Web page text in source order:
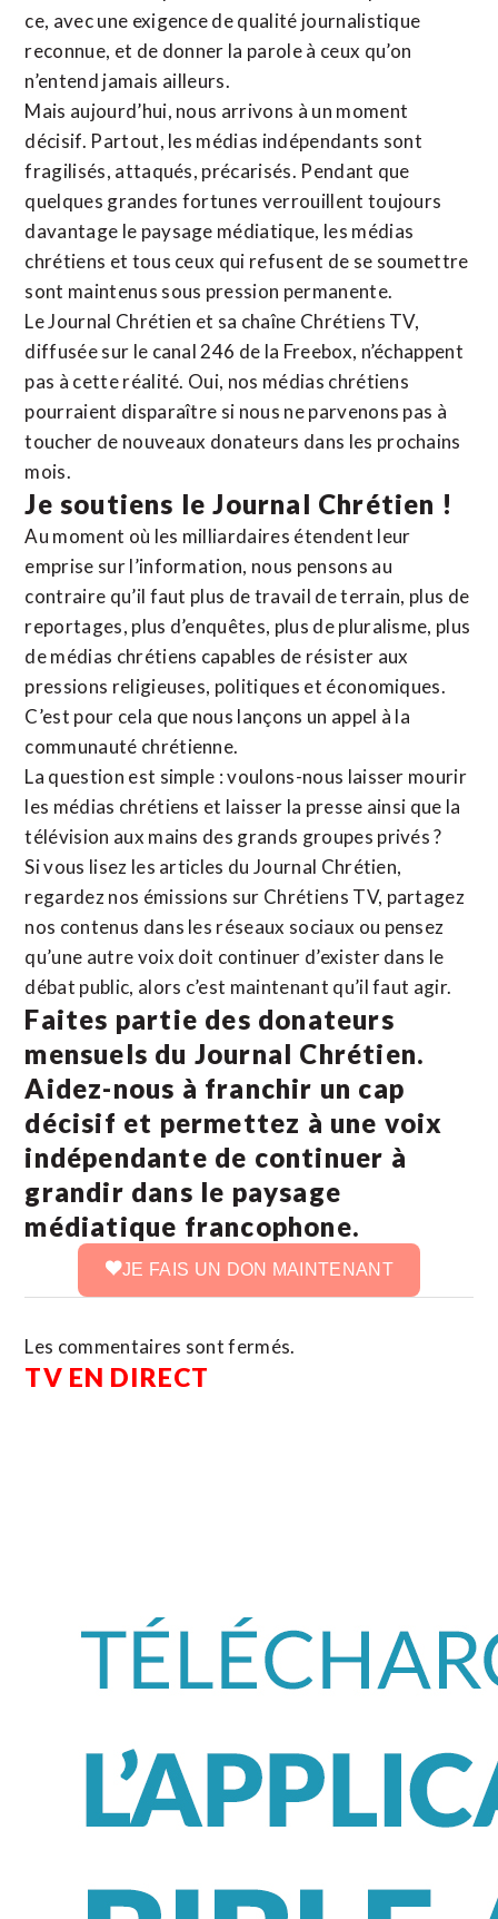
ce, avec une exigence de qualité journalistique
reconnue, et de donner la parole à ceux qu’on
n’entend jamais ailleurs.
Mais aujourd’hui, nous arrivons à un moment
décisif. Partout, les médias indépendants sont
fragilisés, attaqués, précarisés. Pendant que
quelques grandes fortunes verrouillent toujours
davantage le paysage médiatique, les médias
chrétiens et tous ceux qui refusent de se soumettre
sont maintenus sous pression permanente.
Le Journal Chrétien et sa chaîne Chrétiens TV,
diffusée sur le canal 246 de la Freebox, n’échappent
pas à cette réalité. Oui, nos médias chrétiens
pourraient disparaître si nous ne parvenons pas à
toucher de nouveaux donateurs dans les prochains
mois.
Je soutiens le Journal Chrétien !
Au moment où les milliardaires étendent leur
emprise sur l’information, nous pensons au
contraire qu’il faut plus de travail de terrain, plus de
reportages, plus d’enquêtes, plus de pluralisme, plus
de médias chrétiens capables de résister aux
pressions religieuses, politiques et économiques.
C’est pour cela que nous lançons un appel à la
communauté chrétienne.
La question est simple : voulons-nous laisser mourir
les médias chrétiens et laisser la presse ainsi que la
télévision aux mains des grands groupes privés ?
Si vous lisez les articles du Journal Chrétien,
regardez nos émissions sur Chrétiens TV, partagez
nos contenus dans les réseaux sociaux ou pensez
qu’une autre voix doit continuer d’exister dans le
débat public, alors c’est maintenant qu’il faut agir.
Faites partie des donateurs
mensuels du Journal Chrétien.
Aidez-nous à franchir un cap
décisif et permettez à une voix
indépendante de continuer à
grandir dans le paysage
médiatique francophone.
JE FAIS UN DON MAINTENANT
Les commentaires sont fermés.
TV EN DIRECT